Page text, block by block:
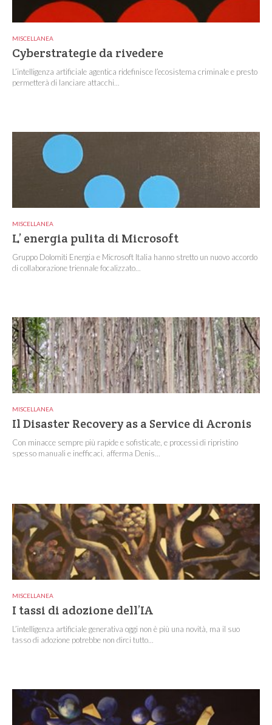
MISCELLANEA
Cyberstrategie da rivedere
L’intelligenza artificiale agentica ridefinisce l’ecosistema criminale e presto
permetterà di lanciare attacchi...
MISCELLANEA
L’ energia pulita di Microsoft
Gruppo Dolomiti Energia e Microsoft Italia hanno stretto un nuovo accordo
di collaborazione triennale focalizzato...
MISCELLANEA
Il Disaster Recovery as a Service di Acronis
Con minacce sempre più rapide e sofisticate, e processi di ripristino
spesso manuali e inefficaci, afferma Denis...
MISCELLANEA
I tassi di adozione dell’IA
L’intelligenza artificiale generativa oggi non è più una novità, ma il suo
tasso di adozione potrebbe non dirci tutto...